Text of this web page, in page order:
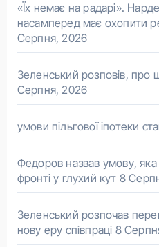
«Їх немає на радарі».
насамперед має охопити
Серпня, 2026
Зеленський розповів,
Серпня, 2026
умови пільгової іпотеки
Федоров назвав умову, яка
фронті у глухий кут 8
Зеленський розпочав
нову еру співпраці 8